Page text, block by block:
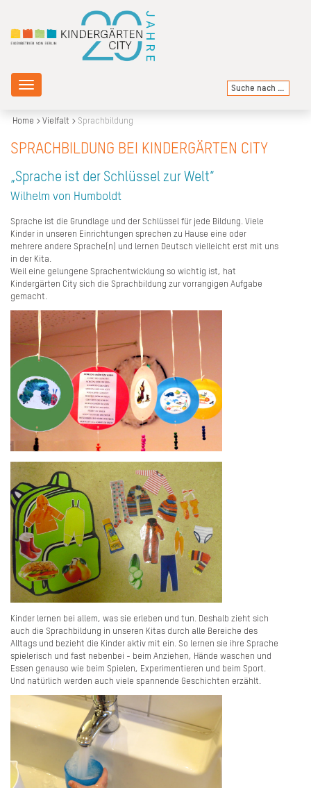
Toggle
navigation
Home Vielfalt Sprachbildung
SPRACHBILDUNG BEI KINDERGÄRTEN CITY
„Sprache ist der Schlüssel zur Welt“
Wilhelm von Humboldt
Sprache ist die Grundlage und der Schlüssel für jede Bildung. Viele
Kinder in unseren Einrichtungen sprechen zu Hause eine oder
mehrere andere Sprache(n) und lernen Deutsch vielleicht erst mit uns
in der Kita.
Weil eine gelungene Sprachentwicklung so wichtig ist, hat
Kindergärten City sich die Sprachbildung zur vorrangigen Aufgabe
gemacht.
Kinder lernen bei allem, was sie erleben und tun. Deshalb zieht sich
auch die Sprachbildung in unseren Kitas durch alle Bereiche des
Alltags und bezieht die Kinder aktiv mit ein. So lernen sie ihre Sprache
spielerisch und fast nebenbei - beim Anziehen, Hände waschen und
Essen genauso wie beim Spielen, Experimentieren und beim Sport.
Und natürlich werden auch viele spannende Geschichten erzählt.